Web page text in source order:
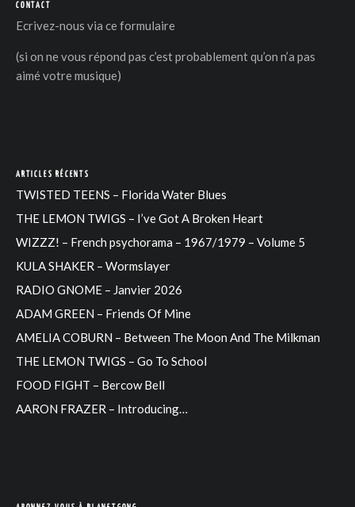
CONTACT
Ecrivez-nous via ce formulaire
(si on ne vous répond pas c’est probablement qu’on n’a pas
aimé votre musique)
ARTICLES RÉCENTS
TWISTED TEENS – Florida Water Blues
THE LEMON TWIGS – I’ve Got A Broken Heart
WIZZZ! – French psychorama – 1967/1979 – Volume 5
KULA SHAKER – Wormslayer
RADIO GNOME – Janvier 2026
ADAM GREEN – Friends Of Mine
AMELIA COBURN – Between The Moon And The Milkman
THE LEMON TWIGS – Go To School
FOOD FIGHT – Bercow Bell
AARON FRAZER – Introducing…